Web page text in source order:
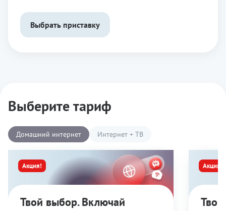
Выбрать приставку
Выберите тариф
Домашний интернет Интернет + ТВ
Акция!
Твой выбор. Включай
Акция!